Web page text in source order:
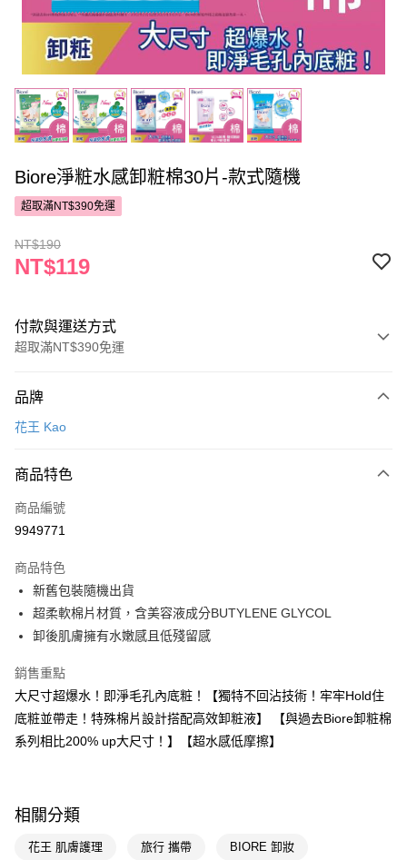
Biore淨粧水感卸粧棉30片-款式隨機
超取滿NT$390免運
NT$190
NT$119
付款與運送方式
超取滿NT$390免運
POYA支付
超商取貨付款
LINE Pay
街口支付
悠遊付
Google Pay
AFTEE先享後付
相關說明
【關於「AFTEE先享後付」】
AFTEE先享後付是「在收到商品之後才付款」的支付方式。 讓您購物簡單
１．於結帳方式選擇「AFTEE先享後付」後，將跳轉至「AFTEE先享後付」
即享券
全家取貨付款
品牌
花王 Kao
商品特色
商品編號
9949771
商品特色
新舊包裝隨機出貨
超柔軟棉片材質，含美容液成分BUTYLENE GLYCOL
卸後肌膚擁有水嫩感且低殘留感
銷售重點
大尺寸超爆水！即淨毛孔內底粧！【獨特不回沾技術！牢牢Hold住
底粧並帶走！特殊棉片設計搭配高效卸粧液】 【與過去Biore卸粧棉
系列相比200% up大尺寸！】【超水感低摩擦】
相關分類
花王 肌膚護理 旅行 攜帶 BIORE 卸妝